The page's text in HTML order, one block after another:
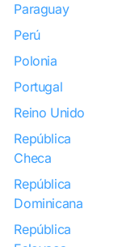
Paraguay
Perú
Polonia
Portugal
Reino Unido
República
Checa
República
Dominicana
República